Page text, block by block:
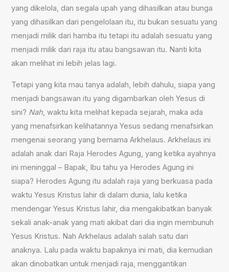
yang dikelola, dan segala upah yang dihasilkan atau bunga
yang dihasilkan dari pengelolaan itu, itu bukan sesuatu yang
menjadi milik dari hamba itu tetapi itu adalah sesuatu yang
menjadi milik dari raja itu atau bangsawan itu. Nanti kita
akan melihat ini lebih jelas lagi.
Tetapi yang kita mau tanya adalah, lebih dahulu, siapa yang
menjadi bangsawan itu yang digambarkan oleh Yesus di
sini? Nah , waktu kita melihat kepada sejarah, maka ada
yang menafsirkan kelihatannya Yesus sedang menafsirkan
mengenai seorang yang bernama Arkhelaus. Arkhelaus ini
adalah anak dari Raja Herodes Agung, yang ketika ayahnya
ini meninggal – Bapak, Ibu tahu ya Herodes Agung ini
siapa? Herodes Agung itu adalah raja yang berkuasa pada
waktu Yesus Kristus lahir di dalam dunia, lalu ketika
mendengar Yesus Kristus lahir, dia mengakibatkan banyak
sekali anak-anak yang mati akibat dari dia ingin membunuh
Yesus Kristus. Nah Arkhelaus adalah salah satu dari
anaknya. Lalu pada waktu bapaknya ini mati, dia kemudian
akan dinobatkan untuk menjadi raja, menggantikan